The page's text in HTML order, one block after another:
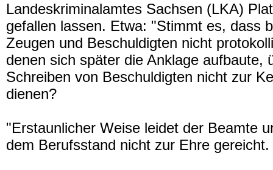
Landeskriminalamtes Sachsen (LKA)
gefallen lassen. Etwa: "Stimmt es, dass
Zeugen und Beschuldigten nicht
denen sich später die Anklage
Schreiben von Beschuldigten nicht zur
dienen?
"Erstaunlicher Weise leidet der Beamte
dem Berufsstand nicht zur Ehre gereicht.